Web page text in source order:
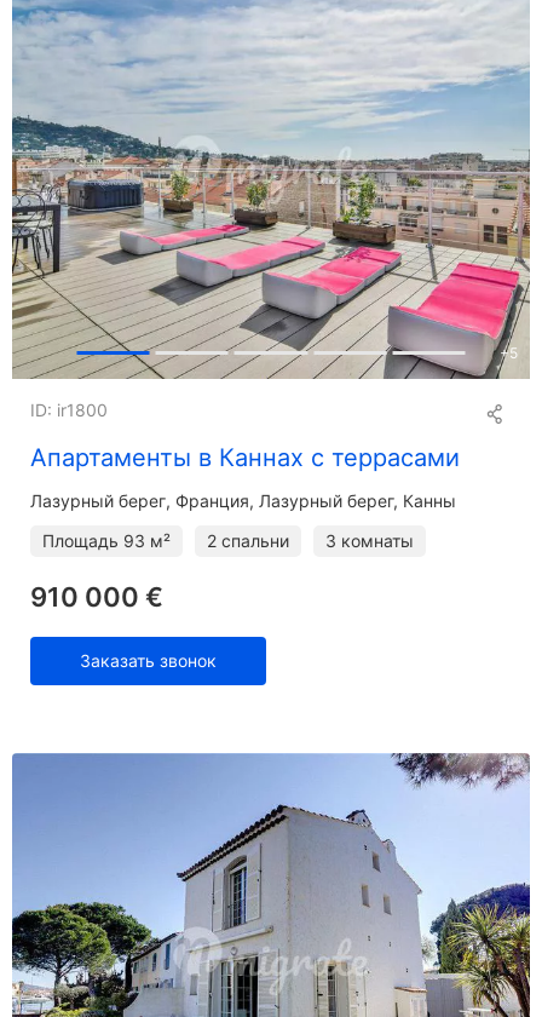
+5
Апартаменты в Каннах с террасами
ID: ir1800
Лазурный берег Франция, Лазурный берег, Канны
Площадь 93 м² 2 спальни 3 комнаты
910 000 €
Заказать звонок